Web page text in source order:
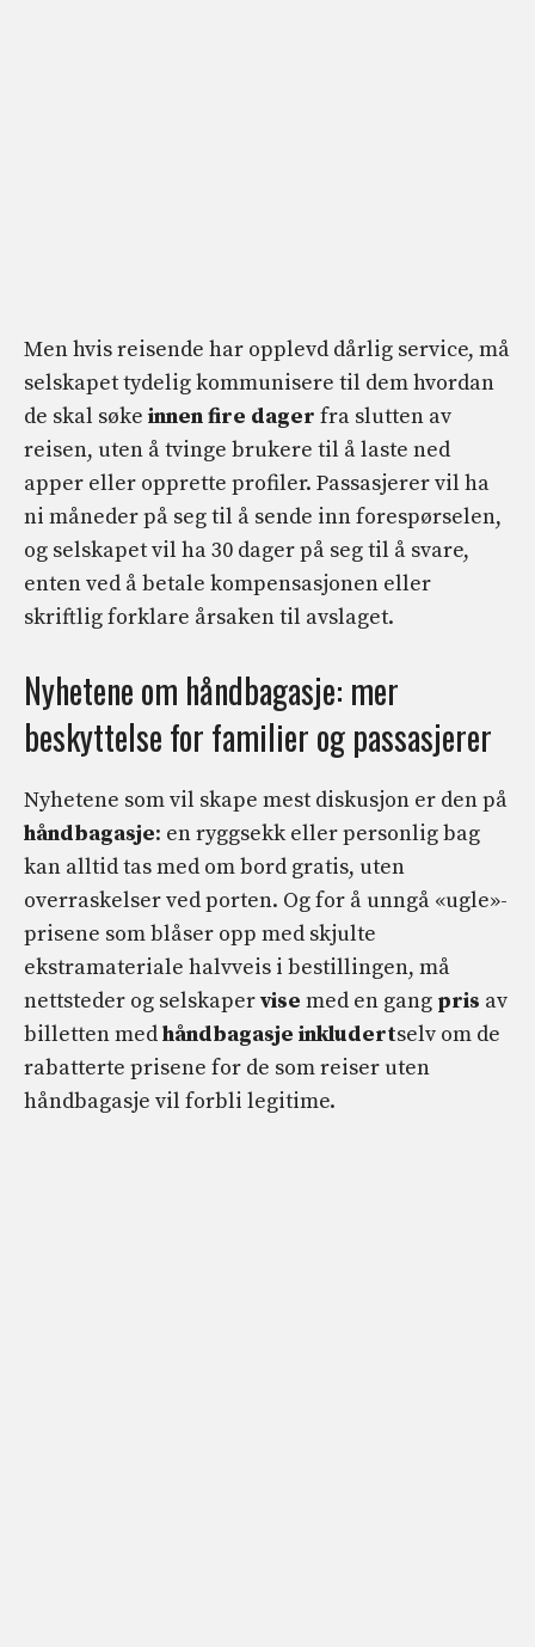
Men hvis reisende har opplevd dårlig service, må
selskapet tydelig kommunisere til dem hvordan
de skal søke innen fire dager fra slutten av
reisen, uten å tvinge brukere til å laste ned
apper eller opprette profiler. Passasjerer vil ha
ni måneder på seg til å sende inn forespørselen,
og selskapet vil ha 30 dager på seg til å svare,
enten ved å betale kompensasjonen eller
skriftlig forklare årsaken til avslaget.
Nyhetene om håndbagasje: mer
beskyttelse for familier og passasjerer
Nyhetene som vil skape mest diskusjon er den på
håndbagasje: en ryggsekk eller personlig bag
kan alltid tas med om bord gratis, uten
overraskelser ved porten. Og for å unngå «ugle»-
prisene som blåser opp med skjulte
ekstramateriale halvveis i bestillingen, må
nettsteder og selskapervise med en gang pris av
billetten medhåndbagasje inkludertselv om de
rabatterte prisene for de som reiser uten
håndbagasje vil forbli legitime.